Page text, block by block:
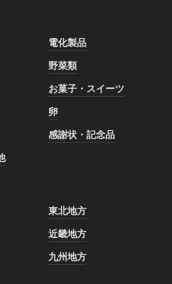
電化製品
野菜類
お菓子・スイーツ
卵
感謝状・記念品
東北地方
近畿地方
九州地方